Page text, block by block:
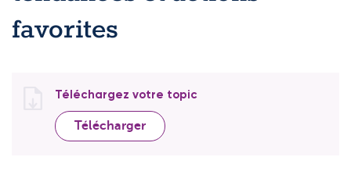
Produits
Stratégie & Analyse
Documents
favorites
Téléchargez votre topic
Télécharger